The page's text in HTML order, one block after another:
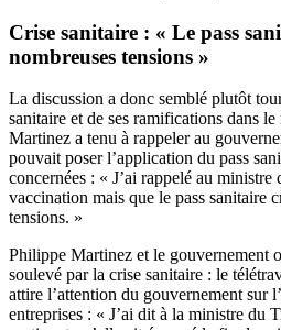
Crise sanitaire : « Le pass
nombreuses tensions »
La discussion a donc semblé plutôt
sanitaire et de ses ramifications dans
Martinez a tenu à rappeler au
pouvait poser l’application du pass
concernées : « J’ai rappelé au ministre
vaccination mais que le pass sanitaire
tensions. »
Philippe Martinez et le gouvernement
soulevé par la crise sanitaire : le
attire l’attention du gouvernement sur
entreprises : « J’ai dit à la ministre du